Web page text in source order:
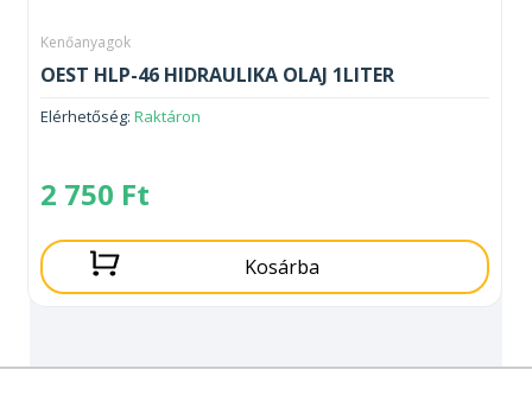
Kenőanyagok
OEST HLP-46 HIDRAULIKA OLAJ 1LITER
Elérhetőség: Raktáron
2 750 Ft
Kosárba